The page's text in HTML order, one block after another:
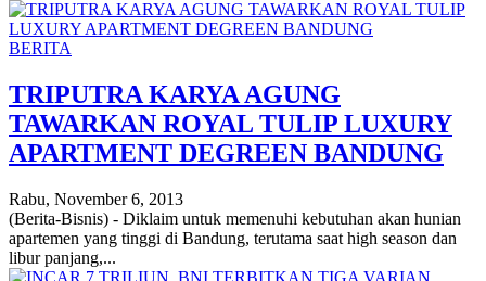
BERITA
TRIPUTRA KARYA AGUNG
TAWARKAN ROYAL TULIP LUXURY
APARTMENT DEGREEN BANDUNG
Rabu, November 6, 2013
(Berita-Bisnis) - Diklaim untuk memenuhi kebutuhan akan hunian
apartemen yang tinggi di Bandung, terutama saat high season dan
libur panjang,...